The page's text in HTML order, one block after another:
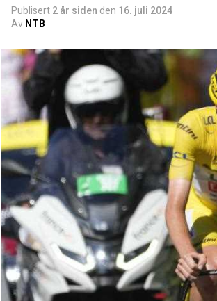
Publisert 2 år siden den 16. juli 2024
Av NTB